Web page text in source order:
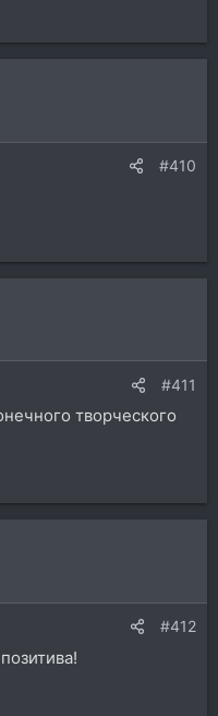
#410
#411
творческого
#412